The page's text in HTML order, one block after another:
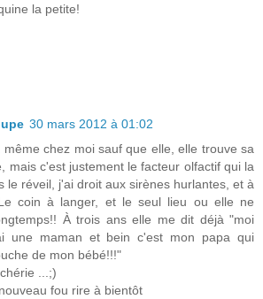
la petite!
30 mars 2012 à 01:02
chez moi sauf que elle, elle trouve sa
mais c'est justement le facteur olfactif qui la
le réveil, j'ai droit aux sirènes hurlantes, et à
coin à langer, et le seul lieu ou elle ne
À trois ans elle me dit déjà "moi
une maman et bein c'est mon papa qui
de mon bébé!!!"
...;)
fou rire à bientôt